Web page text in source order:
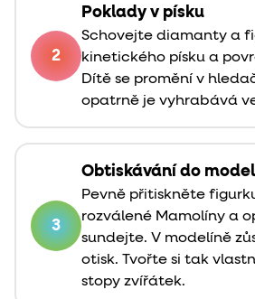
2
Poklady v písku
Schovejte diamanty a
kinetického písku a
Dítě se promění v
opatrně je vyhrabává
3
Obtiskávání do
Pevně přitiskněte
rozválené Mamolíny a
sundejte. V modelíně
otisk. Tvořte si tak
stopy zvířátek.